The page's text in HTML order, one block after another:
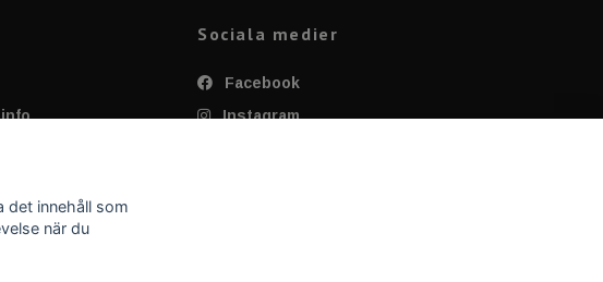
Sociala medier
Facebook
Instagram
det innehåll som
när du